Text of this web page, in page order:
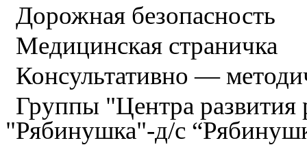
Дорожная безопасность
Медицинская страничка
Консультативно —
Группы "Центра развития
"Рябинушка"-д/с